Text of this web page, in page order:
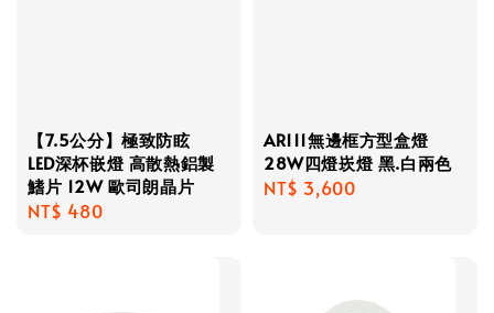
【7.5公分】極致防眩
LED深杯嵌燈 高散熱鋁製
鰭片 12W 歐司朗晶片
Regular
NT$ 480
AR111無邊框方型盒燈
28W四燈崁燈 黑.白兩色
Regular
NT$ 3,600